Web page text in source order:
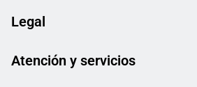
Legal
Atención y servicios